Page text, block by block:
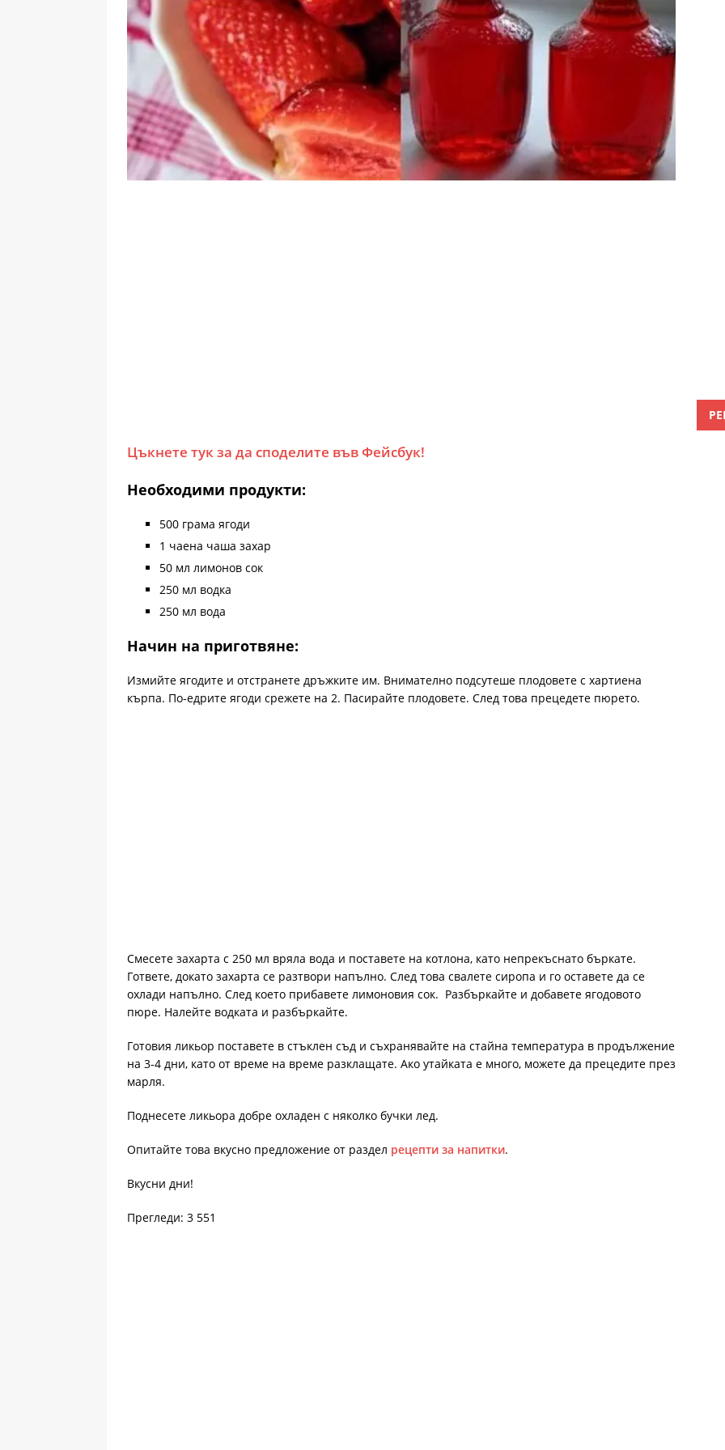
Цъкнете тук за да споделите във Фейсбук!
Необходими продукти:
500 грама ягоди
1 чаена чаша захар
50 мл лимонов сок
250 мл водка
250 мл вода
Начин на приготвяне:
Измийте ягодите и отстранете дръжките им. Внимателно подсутеше плодовете с хартиена
кърпа. По-едрите ягоди срежете на 2. Пасирайте плодовете. След това прецедете пюрето.
Смесете захарта с 250 мл вряла вода и поставете на котлона, като непрекъснато бъркате.
Гответе, докато захарта се разтвори напълно. След това свалете сиропа и го оставете да се
охлади напълно. След което прибавете лимоновия сок. Разбъркайте и добавете ягодовото
пюре. Налейте водката и разбъркайте.
Готовия ликьор поставете в стъклен съд и съхранявайте на стайна температура в продължение
на 3-4 дни, като от време на време разклащате. Ако утайката е много, можете да прецедите през
марля.
Поднесете ликьора добре охладен с няколко бучки лед.
Опитайте това вкусно предложение от раздел рецепти за напитки.
Вкусни дни!
Прегледи: 3 551